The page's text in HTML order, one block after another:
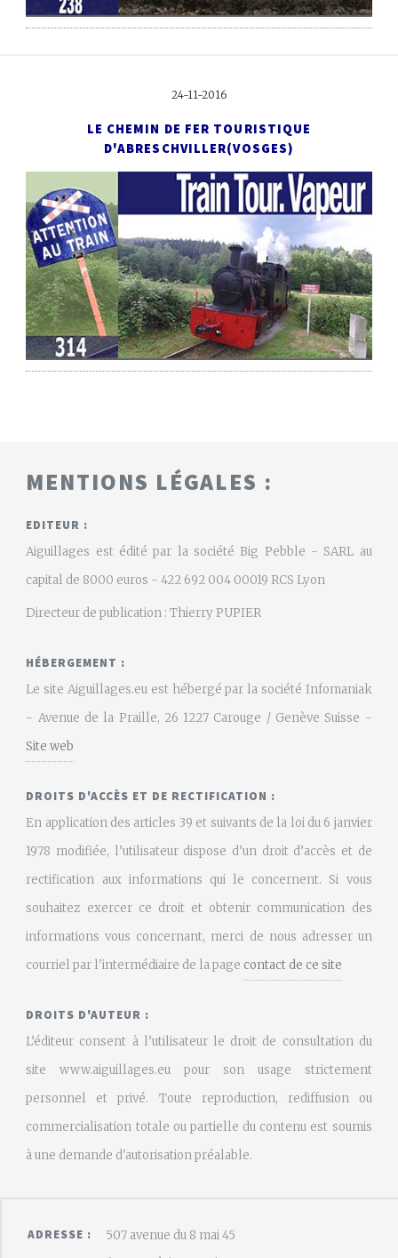
24-11-2016
LE CHEMIN DE FER TOURISTIQUE
D'ABRESCHVILLER(VOSGES)
MENTIONS LÉGALES :
EDITEUR :
Aiguillages est édité par la société Big Pebble - SARL au
capital de 8000 euros - 422 692 004 00019 RCS Lyon
Directeur de publication : Thierry PUPIER
HÉBERGEMENT :
Le site Aiguillages.eu est hébergé par la société Infomaniak
- Avenue de la Praille, 26 1227 Carouge / Genève Suisse -
Site web
DROITS D'ACCÈS ET DE RECTIFICATION :
En application des articles 39 et suivants de la loi du 6 janvier
1978 modifiée, l’utilisateur dispose d’un droit d’accès et de
rectification aux informations qui le concernent. Si vous
souhaitez exercer ce droit et obtenir communication des
informations vous concernant, merci de nous adresser un
courriel par l'intermédiaire de la page contact de ce site
DROITS D'AUTEUR :
L’éditeur consent à l’utilisateur le droit de consultation du
site www.aiguillages.eu pour son usage strictement
personnel et privé. Toute reproduction, rediffusion ou
commercialisation totale ou partielle du contenu est soumis
à une demande d'autorisation préalable.
ADRESSE :
507 avenue du 8 mai 45